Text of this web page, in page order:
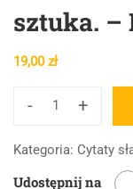
sztuka. –
19,00zł
-
ilość
nie
+
Kategoria: Cytaty
Udostępnij na